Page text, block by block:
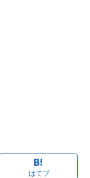
はてブ